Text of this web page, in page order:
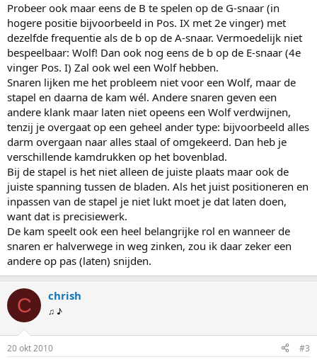
Probeer ook maar eens de B te spelen op de G-snaar (in
hogere positie bijvoorbeeld in Pos. IX met 2e vinger) met
dezelfde frequentie als de b op de A-snaar. Vermoedelijk niet
bespeelbaar: Wolf! Dan ook nog eens de b op de E-snaar (4e
vinger Pos. I) Zal ook wel een Wolf hebben.
Snaren lijken me het probleem niet voor een Wolf, maar de
stapel en daarna de kam wél. Andere snaren geven een
andere klank maar laten niet opeens een Wolf verdwijnen,
tenzij je overgaat op een geheel ander type: bijvoorbeeld alles
darm overgaan naar alles staal of omgekeerd. Dan heb je
verschillende kamdrukken op het bovenblad.
Bij de stapel is het niet alleen de juiste plaats maar ook de
juiste spanning tussen de bladen. Als het juist positioneren en
inpassen van de stapel je niet lukt moet je dat laten doen,
want dat is precisiewerk.
De kam speelt ook een heel belangrijke rol en wanneer de
snaren er halverwege in weg zinken, zou ik daar zeker een
andere op pas (laten) snijden.
C chrish
♫ ♪
20 okt 2010 #3